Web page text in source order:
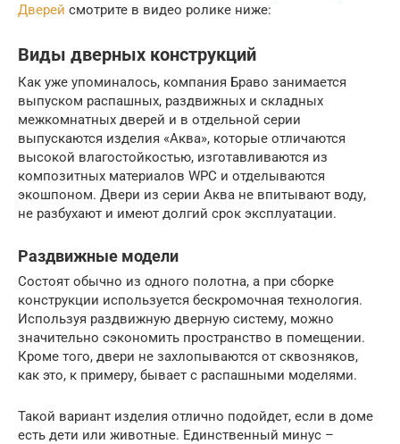
Дверей смотрите в видео ролике ниже:
Виды дверных конструкций
Как уже упоминалось, компания Браво занимается
выпуском распашных, раздвижных и складных
межкомнатных дверей и в отдельной серии
выпускаются изделия «Аква», которые отличаются
высокой влагостойкостью, изготавливаются из
композитных материалов WPC и отделываются
экошпоном. Двери из серии Аква не впитывают воду,
не разбухают и имеют долгий срок эксплуатации.
Раздвижные модели
Состоят обычно из одного полотна, а при сборке
конструкции используется бескромочная технология.
Используя раздвижную дверную систему, можно
значительно сэкономить пространство в помещении.
Кроме того, двери не захлопываются от сквозняков,
как это, к примеру, бывает с распашными моделями.
Такой вариант изделия отлично подойдет, если в доме
есть дети или животные. Единственный минус –